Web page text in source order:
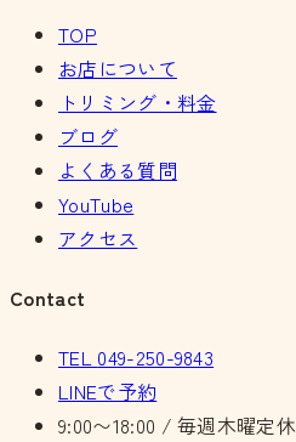
TOP
お店について
トリミング・料金
ブログ
よくある質問
YouTube
アクセス
Contact
TEL 049-250-9843
LINEで予約
9:00〜18:00 / 毎週木曜定休